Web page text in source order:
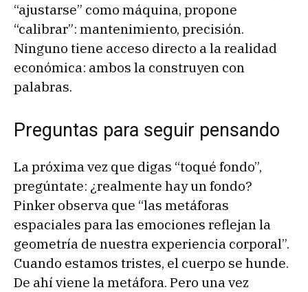
“ajustarse” como máquina, propone
“calibrar”: mantenimiento, precisión.
Ninguno tiene acceso directo a la realidad
económica: ambos la construyen con
palabras.
Preguntas para seguir pensando
La próxima vez que digas “toqué fondo”,
pregúntate: ¿realmente hay un fondo?
Pinker observa que “las metáforas
espaciales para las emociones reflejan la
geometría de nuestra experiencia corporal”.
Cuando estamos tristes, el cuerpo se hunde.
De ahí viene la metáfora. Pero una vez